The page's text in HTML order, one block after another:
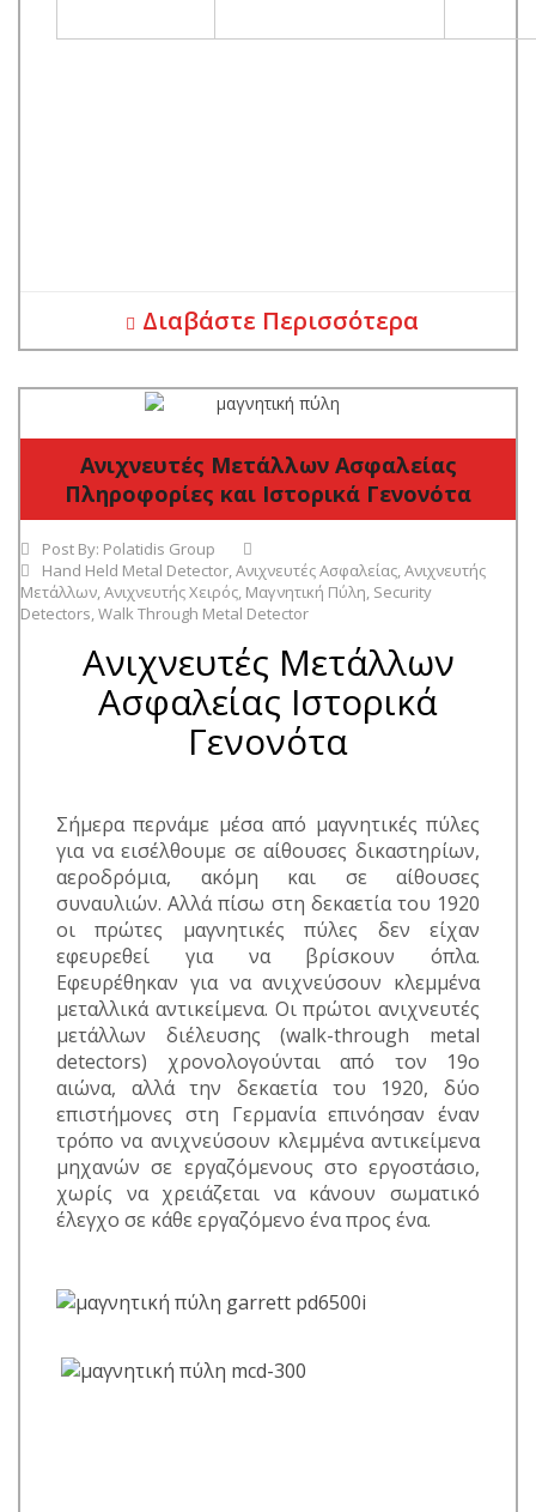
Διαβάστε Περισσότερα
Ανιχνευτές Μετάλλων Ασφαλείας
Πληροφορίες και Ιστορικά Γενονότα
Post By: Polatidis Group
Hand Held Metal Detector,Ανιχνευτές Ασφαλείας,Ανιχνευτής
Μετάλλων,Ανιχνευτής Χειρός, Μαγνητική Πύλη, Security
Detectors,Walk Through Metal Detector
Ανιχνευτές Μετάλλων
Ασφαλείας Ιστορικά
Γενονότα
Σήμερα περνάμε μέσα από μαγνητικές πύλες
για να εισέλθουμε σε αίθουσες δικαστηρίων,
αεροδρόμια, ακόμη και σε αίθουσες
συναυλιών. Αλλά πίσω στη δεκαετία του 1920
οι πρώτες μαγνητικές πύλες δεν είχαν
εφευρεθεί για να βρίσκουν όπλα.
Εφευρέθηκαν για να ανιχνεύσουν κλεμμένα
μεταλλικά αντικείμενα. Οι πρώτοι ανιχνευτές
μετάλλων διέλευσης (walk-through metal
detectors) χρονολογούνται από τον 19ο
αιώνα, αλλά την δεκαετία του 1920, δύο
επιστήμονες στη Γερμανία επινόησαν έναν
τρόπο να ανιχνεύσουν κλεμμένα αντικείμενα
μηχανών σε εργαζόμενους στο εργοστάσιο,
χωρίς να χρειάζεται να κάνουν σωματικό
έλεγχο σε κάθε εργαζόμενο ένα προς ένα.